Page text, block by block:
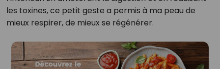
les toxines, ce petit geste a permis à ma peau de
mieux respirer, de mieux se régénérer.